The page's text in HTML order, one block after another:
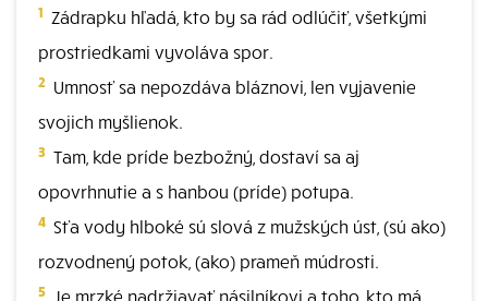
1 Zádrapku hľadá, kto by sa rád odlúčiť, všetkými
prostriedkami vyvoláva spor.
2 Umnosť sa nepozdáva bláznovi, len vyjavenie
svojich myšlienok.
3 Tam, kde príde bezbožný, dostaví sa aj
opovrhnutie a s hanbou (príde) potupa.
4 Sťa vody hlboké sú slová z mužských úst, (sú ako)
rozvodnený potok, (ako) prameň múdrosti.
5 Je mrzké nadržiavať násilníkovi a toho, kto má